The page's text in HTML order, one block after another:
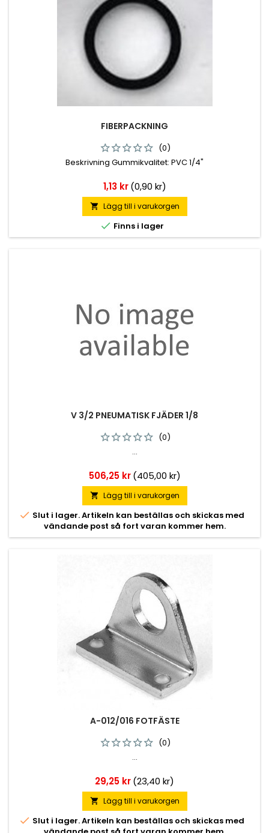
FIBERPACKNING
(0)
Beskrivning Gummikvalitet: PVC 1/4"
Pris
1,13 kr (0,90 kr)
 Lägg till i varukorgen
 Finns i lager
V 3/2 PNEUMATISK FJÄDER 1/8
(0)
...
Pris
506,25 kr (405,00 kr)
 Lägg till i varukorgen
 Slut i lager. Artikeln kan beställas och skickas med
vändande post så fort varan kommer hem.
A-012/016 FOTFÄSTE
(0)
...
Pris
29,25 kr(23,40 kr)
 Lägg till i varukorgen
 Slut i lager. Artikeln kan beställas och skickas med